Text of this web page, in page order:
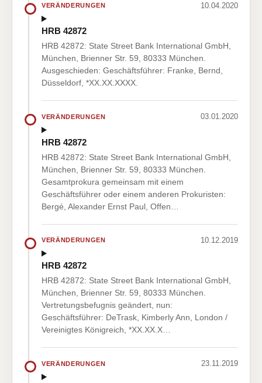
VERÄNDERUNGEN 10.04.2020
HRB 42872
HRB 42872: State Street Bank International GmbH,
München, Brienner Str. 59, 80333 München.
Ausgeschieden: Geschäftsführer: Franke, Bernd,
Düsseldorf, *XX.XX.XXXX.
VERÄNDERUNGEN 03.01.2020
HRB 42872
HRB 42872: State Street Bank International GmbH,
München, Brienner Str. 59, 80333 München.
Gesamtprokura gemeinsam mit einem
Geschäftsführer oder einem anderen Prokuristen:
Bergé, Alexander Ernst Paul, Offen…
VERÄNDERUNGEN 10.12.2019
HRB 42872
HRB 42872: State Street Bank International GmbH,
München, Brienner Str. 59, 80333 München.
Vertretungsbefugnis geändert, nun:
Geschäftsführer: DeTrask, Kimberly Ann, London /
Vereinigtes Königreich, *XX.XX.X…
VERÄNDERUNGEN 23.11.2019